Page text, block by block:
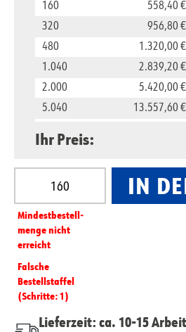
160 558,40 €
320
956,80 €
480
1.320,00 €
1.040
2.839,20 €
2.000
5.420,00 €
5.040
13.557,60 €
Ihr Preis:
Produkt Anzahl: Gib den
Mindest­­bestell­­
menge nicht
erreicht
Falsche
Bestellstaffel
(Schritte: 1)
IN
Lieferzeit: ca. 10-15